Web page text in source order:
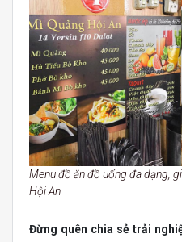
Menu đồ ăn đồ uống đa dạng,
Hội An
Đừng quên chia sẻ trải